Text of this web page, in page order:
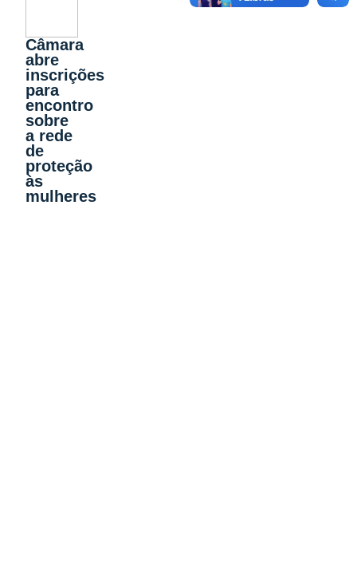
Câmara
abre
inscrições
para
encontro
sobre
a rede
de
proteção
às
mulheres